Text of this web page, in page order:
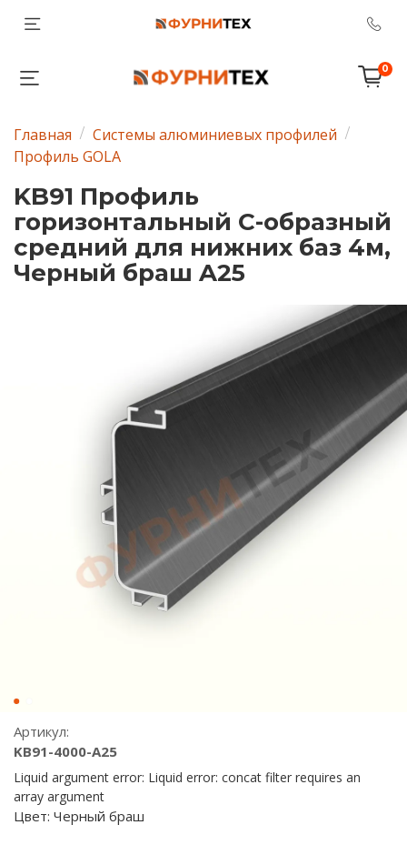
0
Главная
Системы алюминиевых профилей
Профиль GOLA
KB91 Профиль
горизонтальный C-образный
средний для нижних баз 4м,
Черный браш A25
Артикул:
KB91-4000-A25
Liquid argument error: Liquid error: concat filter requires an
array argument
Цвет: Черный браш